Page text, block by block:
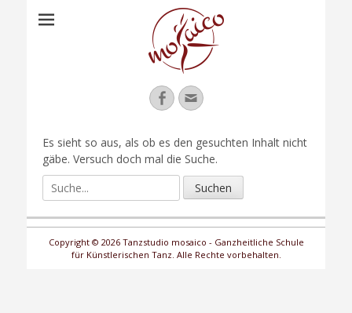
Facebook
Email
Es sieht so aus, als ob es den gesuchten Inhalt nicht
gäbe. Versuch doch mal die Suche.
Suche
für:
Copyright © 2026 Tanzstudio mosaico - Ganzheitliche Schule
für Künstlerischen Tanz. Alle Rechte vorbehalten.